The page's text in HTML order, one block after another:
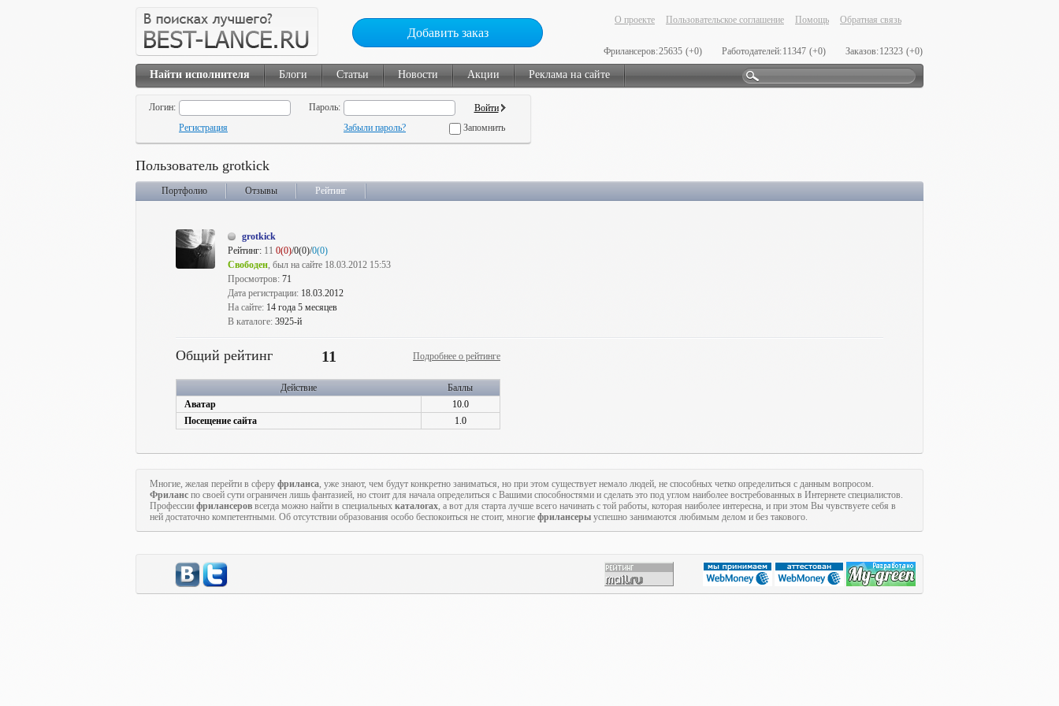
Добавить заказ
О проекте Пользовательское соглашение Помощь Обратная связь
Фрилансеров:25635 (+0) Работодателей:11347 (+0) Заказов:12323 (+0)
Найти исполнителя Блоги Статьи Новости Акции Реклама на сайте
Логин:
Пароль:
Регистрация
Забыли пароль? Запомнить
Пользователь grotkick
Портфолио Отзывы Рейтинг
grotkick
Рейтинг: 11 0(0)/0(0)/0(0)
Свободен, был на сайте 18.03.2012 15:53
Просмотров: 71
Дата регистрации: 18.03.2012
На сайте: 14 года 5 месяцев
В каталоге: 3925-й
Общий рейтинг 11 Подробнее о рейтинге
Действие
Баллы
Аватар
10.0
Посещение сайта
1.0
Многие, желая перейти в сферу фриланса, уже знают, чем будут конкретно заниматься, но при этом существует немало людей, не способных четко определиться с данным вопросом.
Фриланс по своей сути ограничен лишь фантазией, но стоит для начала определиться с Вашими способностями и сделать это под углом наиболее востребованных в Интернете специалистов.
Профессии фрилансеров всегда можно найти в специальных каталогах, а вот для старта лучше всего начинать с той работы, которая наиболее интересна, и при этом Вы чувствуете себя в
ней достаточно компетентными. Об отсутствии образования особо беспокоиться не стоит, многие фрилансеры успешно занимаются любимым делом и без такового.